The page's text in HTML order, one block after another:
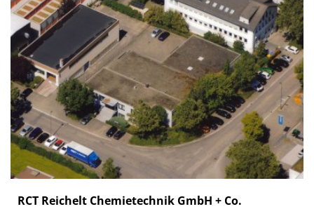
RCT Reichelt Chemietechnik GmbH + Co.